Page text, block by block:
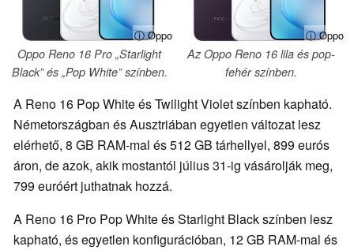
ⓘ Oppo
Oppo Reno 16 Pro „Starlight
Black” és „Pop White” színben.
ⓘ Oppo
Az Oppo Reno 16 lila és pop-
fehér színben.
A Reno 16 Pop White és Twilight Violet színben kapható.
Németországban és Ausztriában egyetlen változat lesz
elérhető, 8 GB RAM-mal és 512 GB tárhellyel, 899 eurós
áron, de azok, akik mostantól július 31-ig vásárolják meg,
799 euróért juthatnak hozzá.
A Reno 16 Pro Pop White és Starlight Black színben lesz
kapható, és egyetlen konfigurációban, 12 GB RAM-mal és